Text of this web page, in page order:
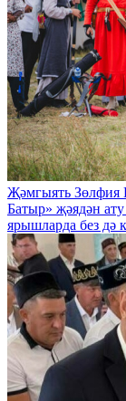
Җәмгыять Зөлфия
Батыр» җәядән
ярышларда без дә